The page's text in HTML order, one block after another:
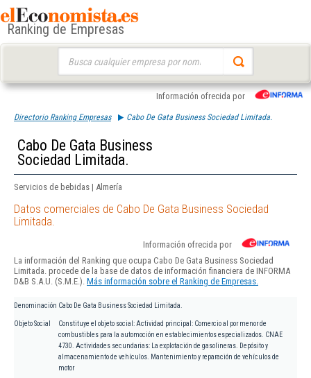
Ranking de Empresas
Información ofrecida por
Directorio Ranking Empresas Cabo De Gata Business Sociedad Limitada.
Cabo De Gata Business
Sociedad Limitada.
Servicios de bebidas | Almería
Datos comerciales de Cabo De Gata Business Sociedad
Limitada.
Información ofrecida por
La información del Ranking que ocupa Cabo De Gata Business Sociedad
Limitada. procede de la base de datos de información financiera de INFORMA
D&B S.A.U. (S.M.E.). Más información sobre el Ranking de Empresas.
Denominación Cabo De Gata Business Sociedad Limitada.
Objeto Social
Constituye el objeto social: Actividad principal: Comercio al por menor de
combustibles para la automoción en establecimientos especializados. CNAE
4730. Actividades secundarias: La explotación de gasolineras. Depósito y
almacenamiento de vehículos. Mantenimiento y reparación de vehículos de
motor